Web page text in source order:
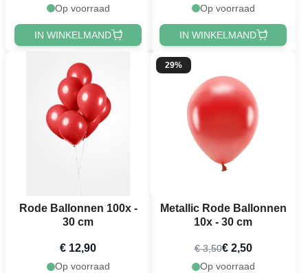
Op voorraad
IN WINKELMAND
Op voorraad
IN WINKELMAND
Rode Ballonnen 100x -
30 cm
€ 12,90
Op voorraad
29%
Metallic Rode Ballonnen
10x - 30 cm
€ 3,50€ 2,50
Op voorraad